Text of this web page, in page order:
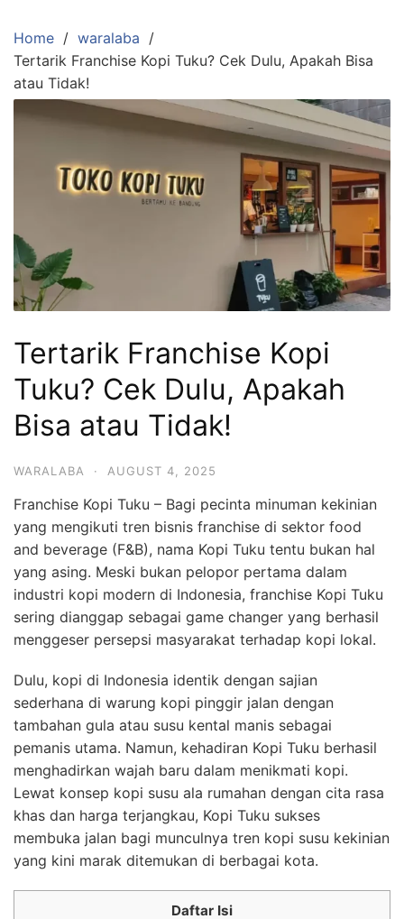
content
Home
waralaba
Tertarik Franchise Kopi Tuku? Cek Dulu, Apakah Bisa
atau Tidak!
Tertarik Franchise Kopi
Tuku? Cek Dulu, Apakah
Bisa atau Tidak!
WARALABA · AUGUST 4, 2025
Franchise Kopi Tuku – Bagi pecinta minuman kekinian
yang mengikuti tren bisnis franchise di sektor food
and beverage (F&B), nama Kopi Tuku tentu bukan hal
yang asing. Meski bukan pelopor pertama dalam
industri kopi modern di Indonesia, franchise Kopi Tuku
sering dianggap sebagai game changer yang berhasil
menggeser persepsi masyarakat terhadap kopi lokal.
Dulu, kopi di Indonesia identik dengan sajian
sederhana di warung kopi pinggir jalan dengan
tambahan gula atau susu kental manis sebagai
pemanis utama. Namun, kehadiran Kopi Tuku berhasil
menghadirkan wajah baru dalam menikmati kopi.
Lewat konsep kopi susu ala rumahan dengan cita rasa
khas dan harga terjangkau, Kopi Tuku sukses
membuka jalan bagi munculnya tren kopi susu kekinian
yang kini marak ditemukan di berbagai kota.
Daftar Isi